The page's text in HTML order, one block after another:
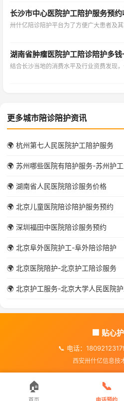
长沙市中心医院护工陪护服务预约
卅什亿陪诊陪护平台为了方便广大患者及
湖南省肿瘤医院护工陪诊陪护多钱
结合长沙当地的消费水平及行业资费发现
更多城市陪诊陪护资讯
🌍 杭州第七人民医院护工陪护服务
🌍 苏州哪些医院有陪护服务-苏州护
🌍 湖南省人民医院陪诊服务价格
🌍 北京儿童医院陪诊陪护服务预约
🌍 深圳福田中医院陪诊服务预约
🌍 北京阜外医院护工-阜外陪诊陪护
🌍 北京医院陪护-北京护工陪诊服务
🌍 北京护工服务-北京大学人民医院
🏢 贴心
📞 电话：
西安卅什亿信息技
🏠 📞